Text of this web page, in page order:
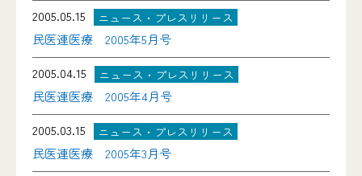
2005.05.15
ニュース・プレスリリース
民医連医療 2005年5月号
2005.04.15
ニュース・プレスリリース
民医連医療 2005年4月号
2005.03.15
ニュース・プレスリリース
民医連医療 2005年3月号